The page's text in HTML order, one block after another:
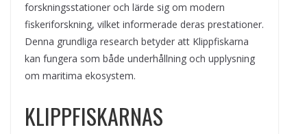
forskningsstationer och lärde sig om modern
fiskeriforskning, vilket informerade deras prestationer.
Denna grundliga research betyder att Klippfiskarna
kan fungera som både underhållning och upplysning
om maritima ekosystem.
KLIPPFISKARNAS